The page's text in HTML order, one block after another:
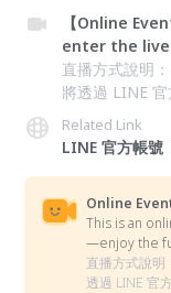
【Online
enter the
直播方式說明
將透過 LINE
Related Link
LINE 官方帳號
Online
This is an
—enjoy the
直播方式說
透過 LINE 官